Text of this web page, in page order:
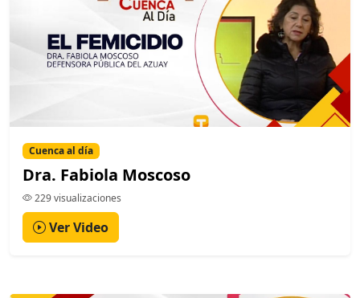
Cuenca al día
Dra. Fabiola Moscoso
229 visualizaciones
Ver Video